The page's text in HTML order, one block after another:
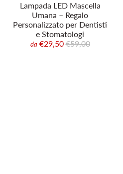
Lampada LED Mascella
Umana – Regalo
Personalizzato per Dentisti
e Stomatologi
da €29,50 €59,00